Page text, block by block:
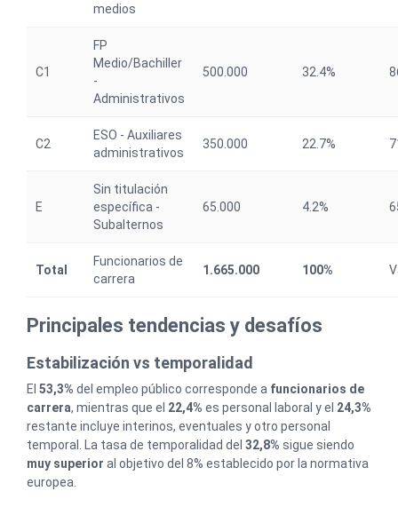
medios
C1
FP
Medio/Bachiller
-
Administrativos
500.000 32.4%
C2
ESO - Auxiliares
administrativos
350.000 22.7%
E
Sin titulación
específica -
Subalternos
65.000 4.2%
Total
Funcionarios de
carrera
1.665.000 100%
Principales tendencias y desafíos
Estabilización vs temporalidad
El 53,3% del empleo público corresponde a funcionarios de
carrera, mientras que el 22,4% es personal laboral y el 24,3%
restante incluye interinos, eventuales y otro personal
temporal. La tasa de temporalidad del 32,8% sigue siendo
muy superior al objetivo del 8% establecido por la normativa
europea.